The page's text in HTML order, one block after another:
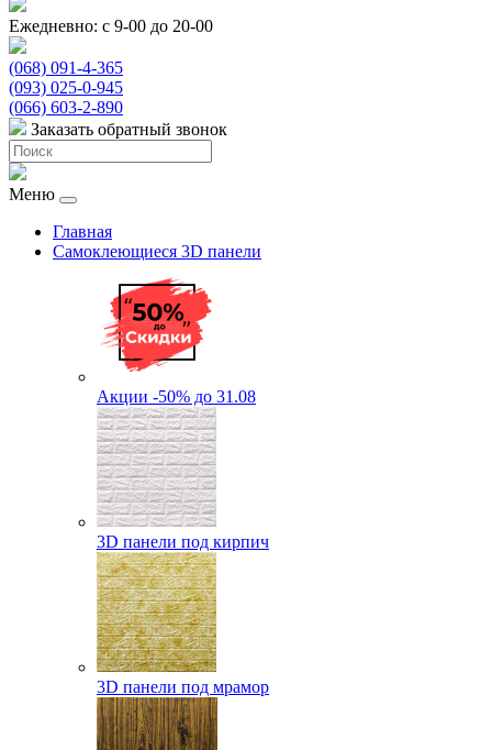
Ежедневно: с 9-00 до 20-00
(068) 091-4-365
(093) 025-0-945
(066) 603-2-890
Заказать обратный звонок
Меню
Главная
Самоклеющиеся 3D панели
Акции -50% до 31.08
3D панели под кирпич
3D панели под мрамор